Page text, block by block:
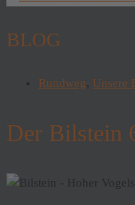
BLOG
Rundweg Unsere
Der Bilstein